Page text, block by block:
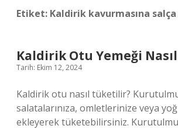
Etiket: Kaldirik kavurmasına
Kaldirik Otu Yemeği Nasıl
Tarih: Ekim 12, 2024
Kaldirik otu nasıl tüketilir?
salatalarınıza, omletlerinize veya
ekleyerek tüketebilirsiniz.